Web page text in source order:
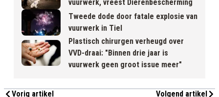
vuurwerk, vreest Dierenbescherming
Tweede dode door fatale explosie van
vuurwerk in Tiel
Plastisch chirurgen verheugd over
VVD-draai: "Binnen drie jaar is
vuurwerk geen groot issue meer"
Vorig artikel Volgend artikel